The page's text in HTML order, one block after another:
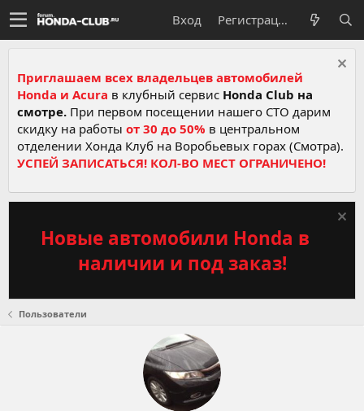
Вход Регистрация
Приглашаем всех владельцев автомобилей
Honda и Acura в клубный сервис Honda Club на
смотре. При первом посещении нашего СТО дарим
скидку на работы от 30 до 50% в центральном
отделении Хонда Клуб на Воробьевых горах (Смотра).
УСПЕЙ ЗАПИСАТЬСЯ! КОЛ-ВО МЕСТ ОГРАНИЧЕНО!
Новые автомобили Honda в
наличии и под заказ!
Пользователи